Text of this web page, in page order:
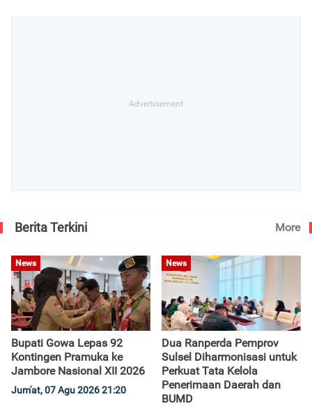
Berita Terkini More
News
Bupati Gowa Lepas 92
Kontingen Pramuka ke
Jambore Nasional XII 2026
Jum'at, 07 Agu 2026 21:20
News
Dua Ranperda Pemprov
Sulsel Diharmonisasi untuk
Perkuat Tata Kelola
Penerimaan Daerah dan
BUMD